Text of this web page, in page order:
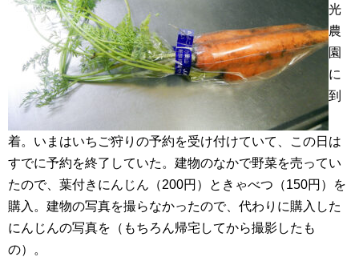
光
農
園
に
到
着。いまはいちご狩りの予約を受け付けていて、この日は
すでに予約を終了していた。建物のなかで野菜を売ってい
たので、葉付きにんじん（200円）ときゃべつ（150円）を
購入。建物の写真を撮らなかったので、代わりに購入した
にんじんの写真を（もちろん帰宅してから撮影したも
の）。